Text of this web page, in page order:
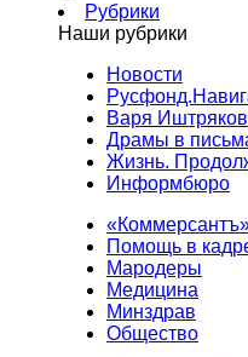
Рубрики
Наши рубрики
Новости
Варя
Драмы в
Жизнь.
Информбюро
Помощь в
Мародеры
Медицина
Минздрав
Общество